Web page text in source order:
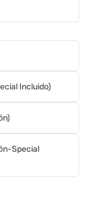
Incluido)
Special